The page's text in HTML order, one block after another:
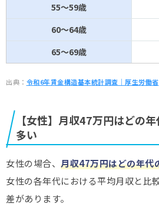
55～59歳
60～64歳
65～69歳
出典： 令和6年賃金構造基本統計調査｜厚生労働省
【女性】月収47万円はどの
多い
女性の場合、 月収47万円はどの年代
女性の各年代における平均月収と比
差があります。